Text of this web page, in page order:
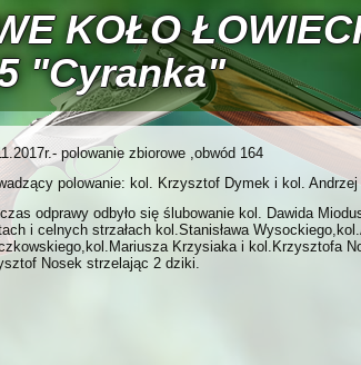
KOŁO
"Cyranka"
polowanie zbiorowe ,obwód 164
polowanie: kol. Krzysztof Dymek i kol.
odprawy odbyło się ślubowanie kol. Dawida
i celnych strzałach kol.Stanisława
Krzysiaka i kol.Krzysztofa
Nosek strzelając 2 dziki.